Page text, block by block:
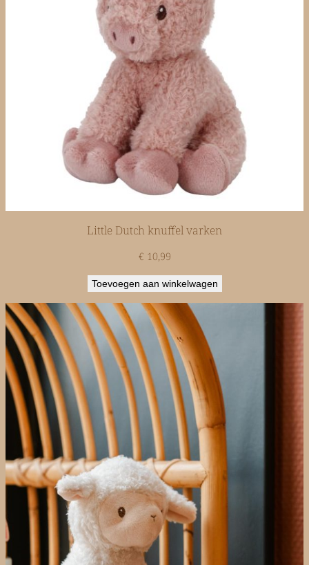
Little Dutch knuffel varken
€ 10,99
Toevoegen aan winkelwagen